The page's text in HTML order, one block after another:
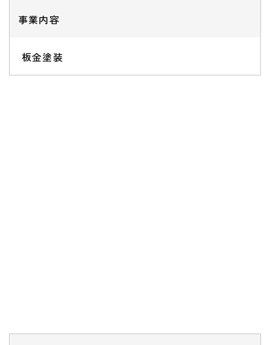
事業内容
板金塗装